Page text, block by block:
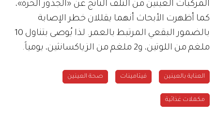
المركبات العينين من التلف الناتج عن «الجذور الحرة»،
كما أظهرت الأبحاث أنهما يقللان خطر الإصابة
بالضمور البقعي المرتبط بالعمر. لذا يُوصى بتناول 10
ملغم من اللوتين، و2 ملغم من الزياكسانثين، يومياً.
العناية بالعينين فيتامينات صحة العينين
مكملات غذائية